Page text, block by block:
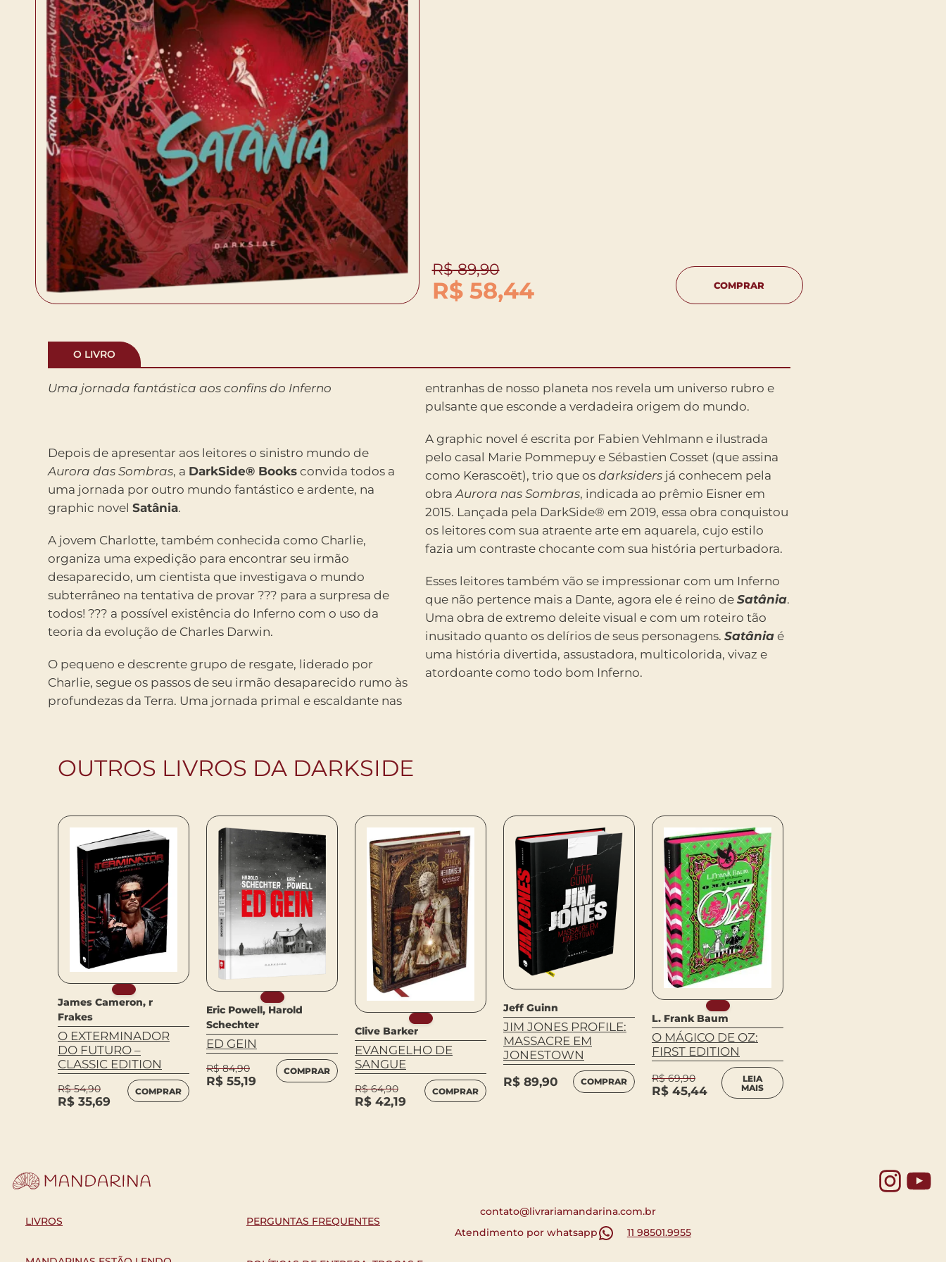
R$89,90
R$58,44 COMPRAR
O LIVRO
Uma jornada fantástica aos confins do Inferno
Depois de apresentar aos leitores o sinistro mundo de
Aurora das Sombras, a DarkSide® Books convida todos a
uma jornada por outro mundo fantástico e ardente, na
graphic novel Satânia.
A jovem Charlotte, também conhecida como Charlie,
organiza uma expedição para encontrar seu irmão
desaparecido, um cientista que investigava o mundo
subterrâneo na tentativa de provar ??? para a surpresa de
todos! ??? a possível existência do Inferno com o uso da
teoria da evolução de Charles Darwin.
O pequeno e descrente grupo de resgate, liderado por
Charlie, segue os passos de seu irmão desaparecido rumo às
profundezas da Terra. Uma jornada primal e escaldante nas
entranhas de nosso planeta nos revela um universo rubro e
pulsante que esconde a verdadeira origem do mundo.
A graphic novel é escrita por Fabien Vehlmann e ilustrada
pelo casal Marie Pommepuy e Sébastien Cosset (que assina
como Kerascoët), trio que os darksiders já conhecem pela
obraAurora nas Sombras, indicada ao prêmio Eisner em
2015. Lançada pela DarkSide® em 2019, essa obra conquistou
os leitores com sua atraente arte em aquarela, cujo estilo
fazia um contraste chocante com sua história perturbadora.
Esses leitores também vão se impressionar com um Inferno
que não pertence mais a Dante, agora ele é reino de Satânia.
Uma obra de extremo deleite visual e com um roteiro tão
inusitado quanto os delírios de seus personagens. Satânia é
uma história divertida, assustadora, multicolorida, vivaz e
atordoante como todo bom Inferno.
OUTROS LIVROS DA DARKSIDE
James Cameron, r
Frakes
O EXTERMINADOR
DO FUTURO –
CLASSIC EDITION
R$54,90
R$ 35,69
COMPRAR
Eric Powell, Harold
Schechter
ED GEIN
R$84,90
R$ 55,19
COMPRAR
Clive Barker
EVANGELHO DE
SANGUE
R$64,90
R$ 42,19
COMPRAR
Jeff Guinn
JIM JONES PROFILE:
MASSACRE EM
JONESTOWN
R$ 89,90 COMPRAR
L. Frank Baum
O MÁGICO DE OZ:
FIRST EDITION
R$69,90
R$ 45,44
LEIA
MAIS
LIVROS PERGUNTAS FREQUENTES
contato@livrariamandarina.com.br
Atendimento por whatsapp
11 98501.9955